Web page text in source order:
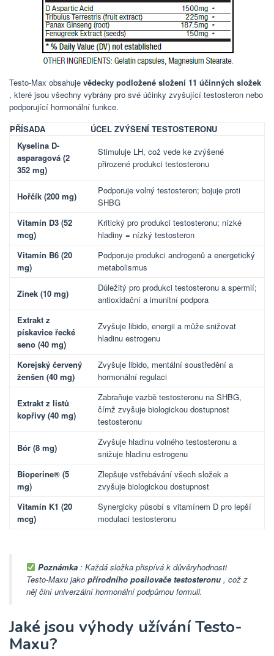
Testo-Max obsahuje vědecky podložené složení 11 účinných složek
, které jsou všechny vybrány pro své účinky zvyšující testosteron nebo
podporující hormonální funkce.
PŘÍSADA
ÚČEL ZVÝŠENÍ TESTOSTERONU
Kyselina D-
asparagová (2
352 mg)
Stimuluje LH, což vede ke zvýšené
přirozené produkci testosteronu
Hořčík (200 mg)
Podporuje volný testosteron; bojuje proti
SHBG
Vitamín D3 (52
mcg)
Kritický pro produkci testosteronu; nízké
hladiny = nízký testosteron
Vitamín B6 (20
mg)
Podporuje produkci androgenů a energetický
metabolismus
Zinek (10 mg)
Důležitý pro produkci testosteronu a spermií;
antioxidační a imunitní podpora
Extrakt z
pískavice řecké
seno (40 mg)
Zvyšuje libido, energii a může snižovat
hladinu estrogenu
Korejský červený
ženšen (40 mg)
Zvyšuje libido, mentální soustředění a
hormonální regulaci
Extrakt z listů
kopřivy (40 mg)
Zabraňuje vazbě testosteronu na SHBG,
čímž zvyšuje biologickou dostupnost
testosteronu
Bór (8 mg)
Zvyšuje hladinu volného testosteronu a
snižuje hladinu estrogenu
Bioperine® (5
mg)
Zlepšuje vstřebávání všech složek a
zvyšuje biologickou dostupnost
Vitamín K1 (20
mcg)
Synergicky působí s vitamínem D pro lepší
modulaci testosteronu
Poznámka: Každá složka přispívá k důvěryhodnosti
Testo-Maxu jako přírodního posilovače testosteronu , což z
něj činí univerzální hormonální podpůrnou formuli.
Jaké jsou výhody užívání Testo-
Maxu?